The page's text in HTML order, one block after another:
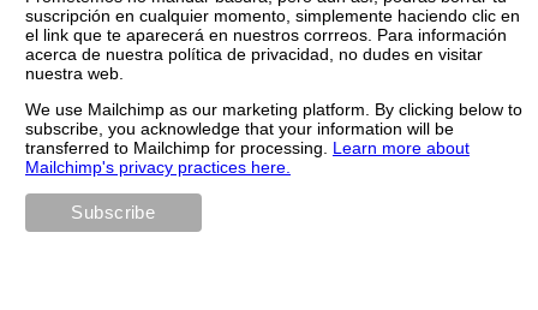
suscripción en cualquier momento, simplemente haciendo clic en
el link que te aparecerá en nuestros corrreos. Para información
acerca de nuestra política de privacidad, no dudes en visitar
nuestra web.
We use Mailchimp as our marketing platform. By clicking below to
subscribe, you acknowledge that your information will be
transferred to Mailchimp for processing. Learn more about
Mailchimp's privacy practices here.